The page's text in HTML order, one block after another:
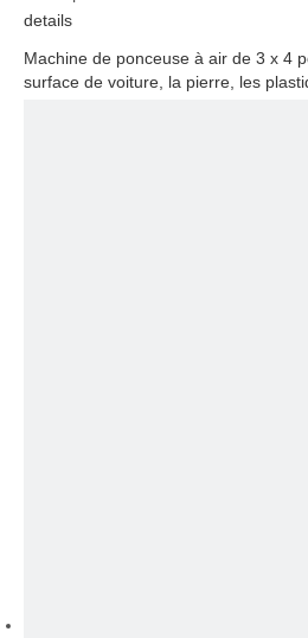
details
Machine de ponceuse à air de 3 x 4
surface de voiture, la pierre, les